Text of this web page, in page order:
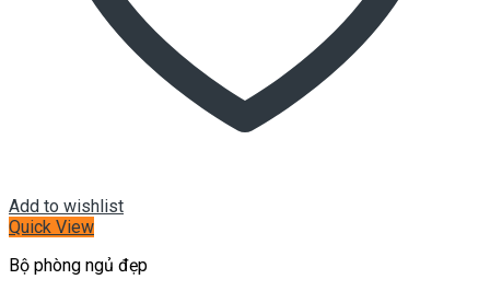
Add to wishlist
Quick View
Bộ phòng ngủ đẹp